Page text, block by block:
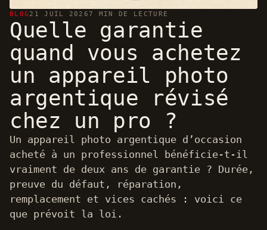
BLOG 21 JUIL 20267 MIN DE LECTURE
Quelle garantie
quand vous achetez
un appareil photo
argentique révisé
chez un pro ?
Un appareil photo argentique d’occasion
acheté à un professionnel bénéficie-t-il
vraiment de deux ans de garantie ? Durée,
preuve du défaut, réparation,
remplacement et vices cachés : voici ce
que prévoit la loi.